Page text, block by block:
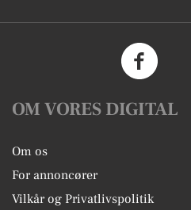
OM VORES DIGITAL
Om os
For annoncører
Vilkår og Privatlivspolitik